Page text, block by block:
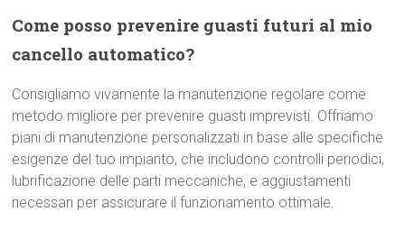
Come posso prevenire guasti futuri al mio
cancello automatico?
Consigliamo vivamente la manutenzione regolare come
metodo migliore per prevenire guasti imprevisti. Offriamo
piani di manutenzione personalizzati in base alle specifiche
esigenze del tuo impianto, che includono controlli periodici,
lubrificazione delle parti meccaniche, e aggiustamenti
necessari per assicurare il funzionamento ottimale.